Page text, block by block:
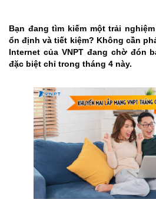
Bạn đang tìm kiếm một trải
ổn định và tiết kiệm? Không cần
Internet của VNPT đang chờ đón
đặc biệt chỉ trong tháng 4 này.